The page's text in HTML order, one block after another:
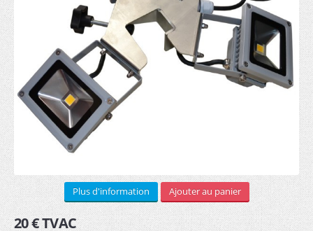
RECTO (5)
RECTO VERSO (3)
Arches gonflables (1)
Barrière publicitaire
Armature (3)
Bâche PVC (6)
Impression
Bâche PVC (6)
Plus d'information Ajouter au panier
20 € TVAC